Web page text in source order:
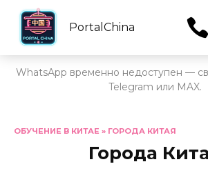
PortalChina
WhatsApp временно недоступен —
Telegram или MAX.
ОБУЧЕНИЕ В КИТАЕ » ГОРОДА КИТАЯ
Города